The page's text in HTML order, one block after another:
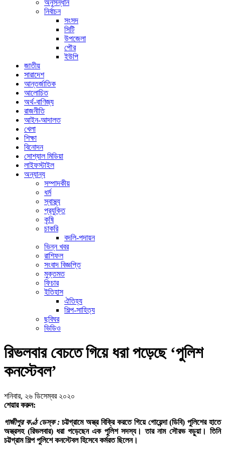
অনুসন্ধান
নির্বাচন
সংসদ
সিটি
উপজেলা
পৌর
ইউপি
জাতীয়
সারাদেশ
আন্তর্জাতিক
আলোচিত
অর্থ-বাণিজ্য
রাজনীতি
আইন-আদালত
খেলা
শিক্ষা
বিনোদন
সোশ্যাল মিডিয়া
লাইফস্টাইল
অন্যান্য
সম্পাদকীয়
ধর্ম
স্বাস্থ্য
প্রযুক্তি
কৃষি
চাকরি
বদলি-পদায়ন
ভিন্ন খবর
রাশিফল
সংবাদ বিজ্ঞপ্তি
মুক্তমত
ফিচার
ইতিহাস
ঐতিহ্য
শিল্প-সাহিত্য
ছবিঘর
ভিডিও
রিভলবার বেচতে গিয়ে ধরা পড়েছে ‘পুলিশ
কনস্টেবল’
শনিবার, ২৬ ডিসেম্বর ২০২০
শেয়ার করুন:
গাজীপুর কণ্ঠ ডেস্ক :চট্টগ্রামে অস্ত্র বিক্রি করতে গিয়ে গোয়েন্দা (ডিবি) পুলিশের হাতে
অস্ত্রসহ (রিভলবার) ধরা পড়েছেন এক পুলিশ সদস্য। তার নাম সৌরভ বড়ুয়া। তিনি
চট্টগ্রাম শিল্প পুলিশে কনস্টেবল হিসেবে কর্মরত ছিলেন।